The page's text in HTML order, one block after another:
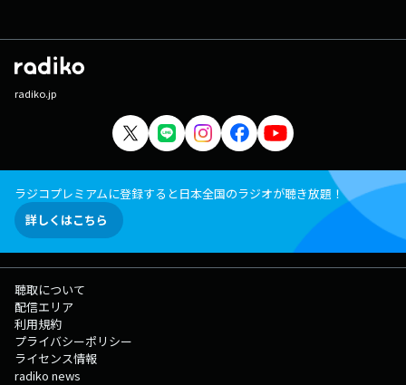
radiko.jp
ラジコプレミアムに登録すると日本全国のラジオが聴き放題！
詳しくはこちら
聴取について
配信エリア
利用規約
プライバシーポリシー
ライセンス情報
radiko news